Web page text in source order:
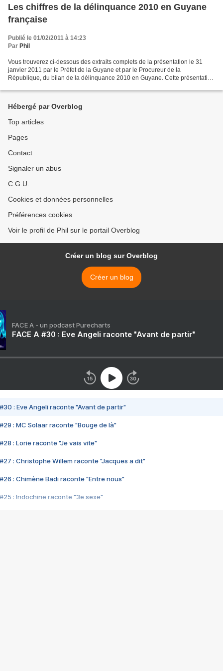
Les chiffres de la délinquance 2010 en Guyane
française
Publié le 01/02/2011 à 14:23
Par Phil
Vous trouverez ci-dessous des extraits complets de la présentation le 31
janvier 2011 par le Préfet de la Guyane et par le Procureur de la
République, du bilan de la délinquance 2010 en Guyane. Cette présentation
Hébergé par Overblog
Top articles
Pages
Contact
Signaler un abus
C.G.U.
Cookies et données personnelles
Préférences cookies
Voir le profil de Phil sur le portail Overblog
Créer un blog sur Overblog
Créer un blog
FACE A - un podcast Purecharts
FACE A #30 : Eve Angeli raconte "Avant de partir"
#30 : Eve Angeli raconte "Avant de partir"
#29 : MC Solaar raconte "Bouge de là"
#28 : Lorie raconte "Je vais vite"
#27 : Christophe Willem raconte "Jacques a dit"
#26 : Chimène Badi raconte "Entre nous"
#25 : Indochine raconte "3e sexe"